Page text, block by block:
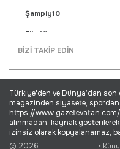
Şampiy10
Fikstür
Puan Durumu
Yaşam Haberleri
Ekonomi Haberleri
Dünya Haberleri
BİZİ TAKİP EDİN
Türkiye'den ve Dünya’dan son
magazinden siyasete,
https://
alınmadan, kaynak
izinsiz olarak kopyalanamaz,
© 2026
•